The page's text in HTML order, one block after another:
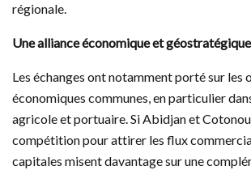
régionale.
Une alliance économique et géostratégique
Les échanges ont notamment porté sur les
économiques communes, en particulier
agricole et portuaire. Si Abidjan et
compétition pour attirer les flux
capitales misent davantage sur une